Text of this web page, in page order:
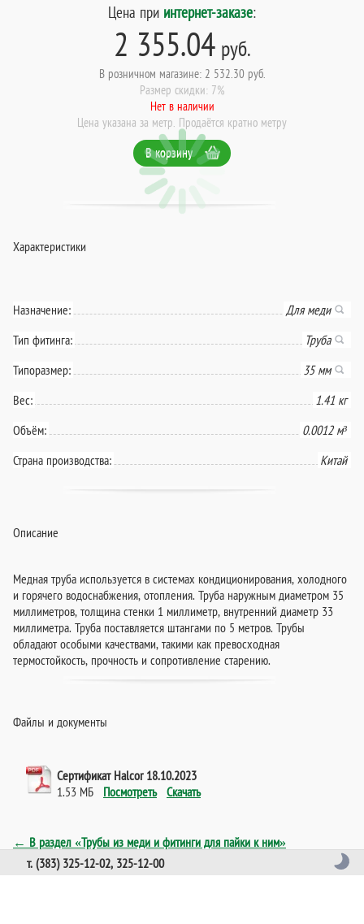
Цена при интернет-заказе:
2 355.04руб.
В розничном магазине: 2 532.30 руб.
Размер скидки: 7%
Нет в наличии
Цена указана за метр. Продаётся кратно метру
В корзину
Характеристики
Назначение:
Для меди
Тип фитинга:
Труба
Типоразмер:
35 мм
Вес:
1.41 кг
Объём:
0.0012 м³
Страна производства:
Китай
Описание
Медная труба используется в системах кондиционирования, холодного
и горячего водоснабжения, отопления. Труба наружным диаметром 35
миллиметров, толщина стенки 1 миллиметр, внутренний диаметр 33
миллиметра. Труба поставляется штангами по 5 метров. Трубы
обладают особыми качествами, такими как превосходная
термостойкость, прочность и сопротивление старению.
Файлы и документы
Сертификат Halcor 18.10.2023
1.53 МБ Посмотреть Скачать
← В раздел «Трубы из меди и фитинги для пайки к ним»
т. (383) 325-12-02, 325-12-00